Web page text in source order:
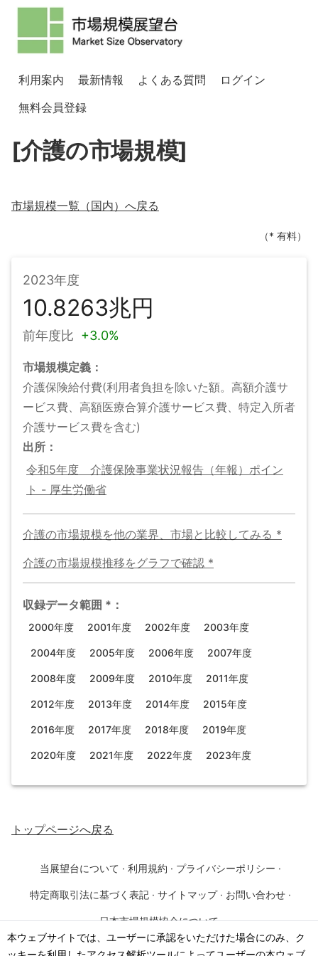
本ウェブサイトでは、ユーザーに承認をいただけた場合にのみ、ク
利用案内 最新情報 よくある質問
ログイン
無料会員登録
[介護の市場規模]
市場規模一覧（国内）へ戻る
（* 有料）
2023年度
10.8263兆円
前年度比 +3.0%
市場規模定義：
介護保険給付費(利用者負担を除いた額。高額介護サ
ービス費、高額医療合算介護サービス費、特定入所者
介護サービス費を含む)
出所：
令和5年度 介護保険事業状況報告（年報）ポイン
ト - 厚生労働省
介護の市場規模を他の業界、市場と比較してみる *
介護の市場規模推移をグラフで確認 *
収録データ範囲 * ：
2000年度 2001年度 2002年度 2003年度
2004年度 2005年度 2006年度 2007年度
2008年度 2009年度 2010年度 2011年度
2012年度 2013年度 2014年度 2015年度
2016年度 2017年度 2018年度 2019年度
2020年度 2021年度 2022年度 2023年度
トップページへ戻る
当展望台について · 利用規約 · プライバシーポリシー ·
特定商取引法に基づく表記 · サイトマップ · お問い合わせ ·
日本市場規模協会について